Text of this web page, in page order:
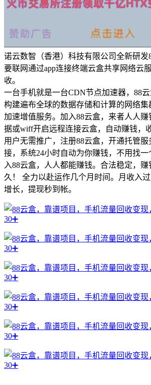
诺云数智（香港）科技有限公司全新研发
要联网通过app连接终端云盒共享网络云
收。
一台手机就是一台CDN节点加速器，88云
构建遍布全球的数据存储和计算的网络
加速增值服务。加入88云盒，来者人人
据或wiff开启远程连接云盒，自动赚钱，
用户无需推广，注册88云盒，开通托管
接，系统24小时自动为你赚钱，不用找一
入88云盒，人人都能赚钱。合法稳定，
久！ 全力以赴运作几个月时间。月收入
增长，提现秒到帐。